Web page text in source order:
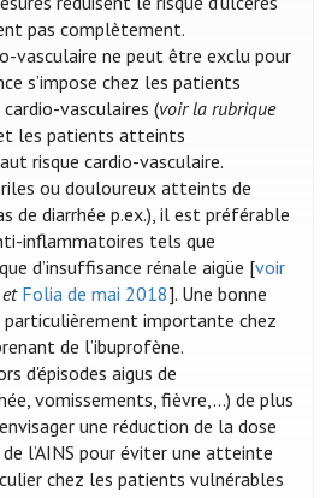
pas complètement.
vasculaire ne peut être exclu pour
s’impose chez les patients
vasculaires (voir la rubrique
les patients atteints
risque cardio-vasculaire.
ou douloureux atteints de
de diarrhée p.ex.), il est préférable
inflammatoires tels que
d’insuffisance rénale aigüe [voir
et Folia de mai 2018]. Une bonne
importante chez
de l’ibuprofène.
d'épisodes aigus de
vomissements, fièvre,...) de plus
une réduction de la dose
l’AINS pour éviter une atteinte
chez les patients vulnérables